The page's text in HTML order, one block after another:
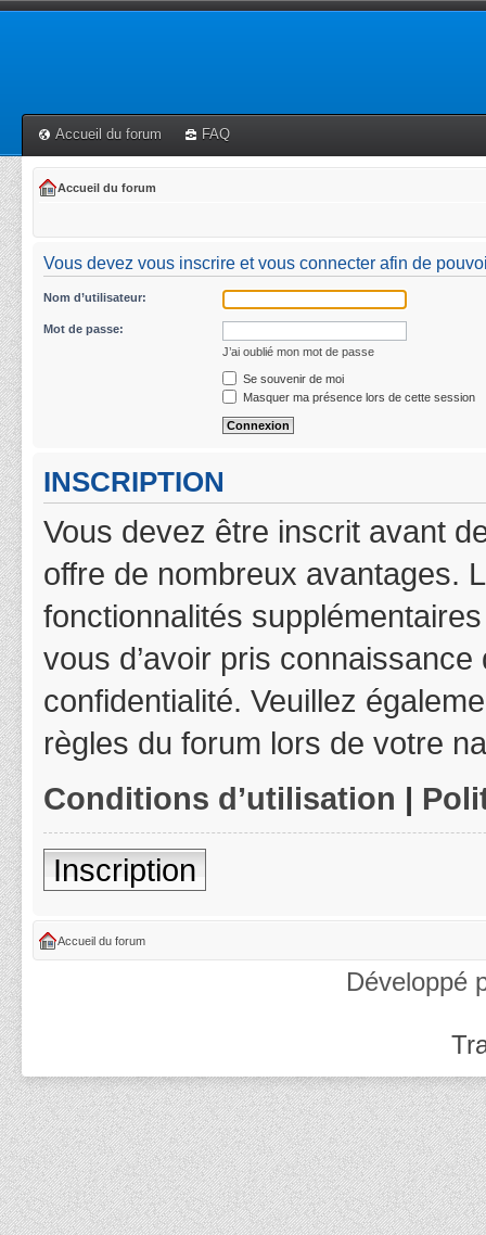
Accueil du forum FAQ
Accueil du forum
Vous devez vous inscrire et vous connecter afin de
Nom d’utilisateur:
Mot de passe:
J’ai oublié mon mot de passe
Se souvenir de moi
Masquer ma présence lors de cette session
INSCRIPTION
Vous devez être inscrit avant
offre de nombreux avantages.
fonctionnalités
vous d’avoir pris
confidentialité. Veuillez
règles du forum lors de votre
Conditions d’utilisation |
Inscription
Accueil du forum
Développé